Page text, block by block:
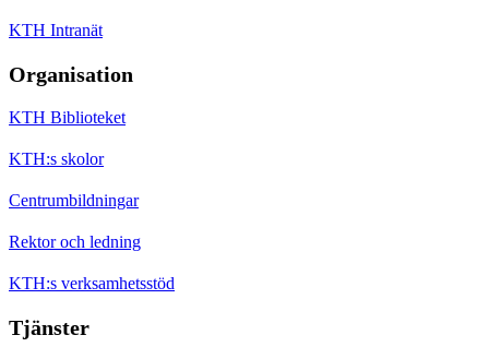
KTH Intranät
Organisation
KTH Biblioteket
KTH:s skolor
Centrumbildningar
Rektor och ledning
KTH:s verksamhetsstöd
Tjänster